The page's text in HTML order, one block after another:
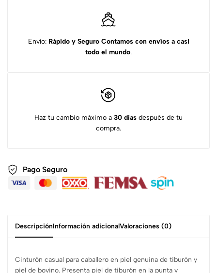
Envío: Rápido y Seguro Contamos con envíos a casi
todo el mundo.
Haz tu cambio máximo a 30 días después de tu
compra.
Pago Seguro
DescripciónInformación adicionalValoraciones (0)
Cinturón casual para caballero en piel genuina de tiburón y
piel de bovino. Presenta piel de tiburón en la punta y